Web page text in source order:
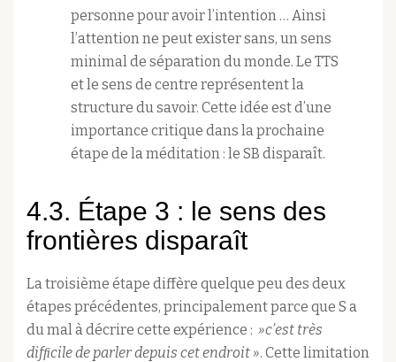
personne pour avoir l’intention … Ainsi
l’attention ne peut exister sans, un sens
minimal de séparation du monde. Le TTS
et le sens de centre représentent la
structure du savoir. Cette idée est d’une
importance critique dans la prochaine
étape de la méditation : le SB disparaît.
4.3. Étape 3 : le sens des
frontières disparaît
La troisième étape diffère quelque peu des deux
étapes précédentes, principalement parce que S a
du mal à décrire cette expérience : »c’est très
difﬁcile de parler depuis cet endroit ». Cette limitation